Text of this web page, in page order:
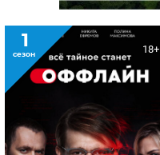
1
сезон 18+